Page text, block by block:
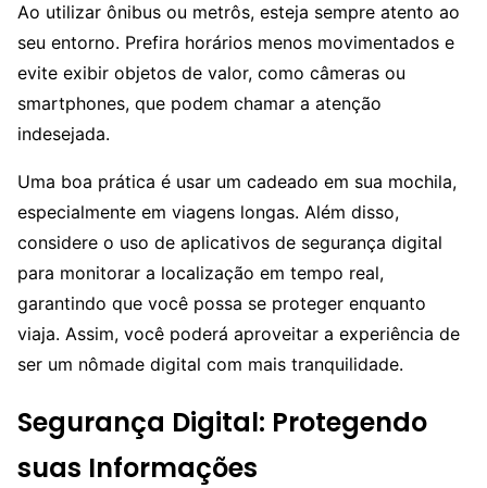
Ao utilizar ônibus ou metrôs, esteja sempre atento ao
seu entorno. Prefira horários menos movimentados e
evite exibir objetos de valor, como câmeras ou
smartphones, que podem chamar a atenção
indesejada.
Uma boa prática é usar um cadeado em sua mochila,
especialmente em viagens longas. Além disso,
considere o uso de aplicativos de segurança digital
para monitorar a localização em tempo real,
garantindo que você possa se proteger enquanto
viaja. Assim, você poderá aproveitar a experiência de
ser um nômade digital com mais tranquilidade.
Segurança Digital: Protegendo
suas Informações